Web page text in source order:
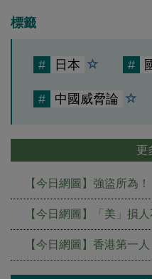
標籤
# 日本 #
# 中國威脅論
更
【今日網圖】強盜所為！
【今日網圖】「美」損
【今日網圖】香港第一人